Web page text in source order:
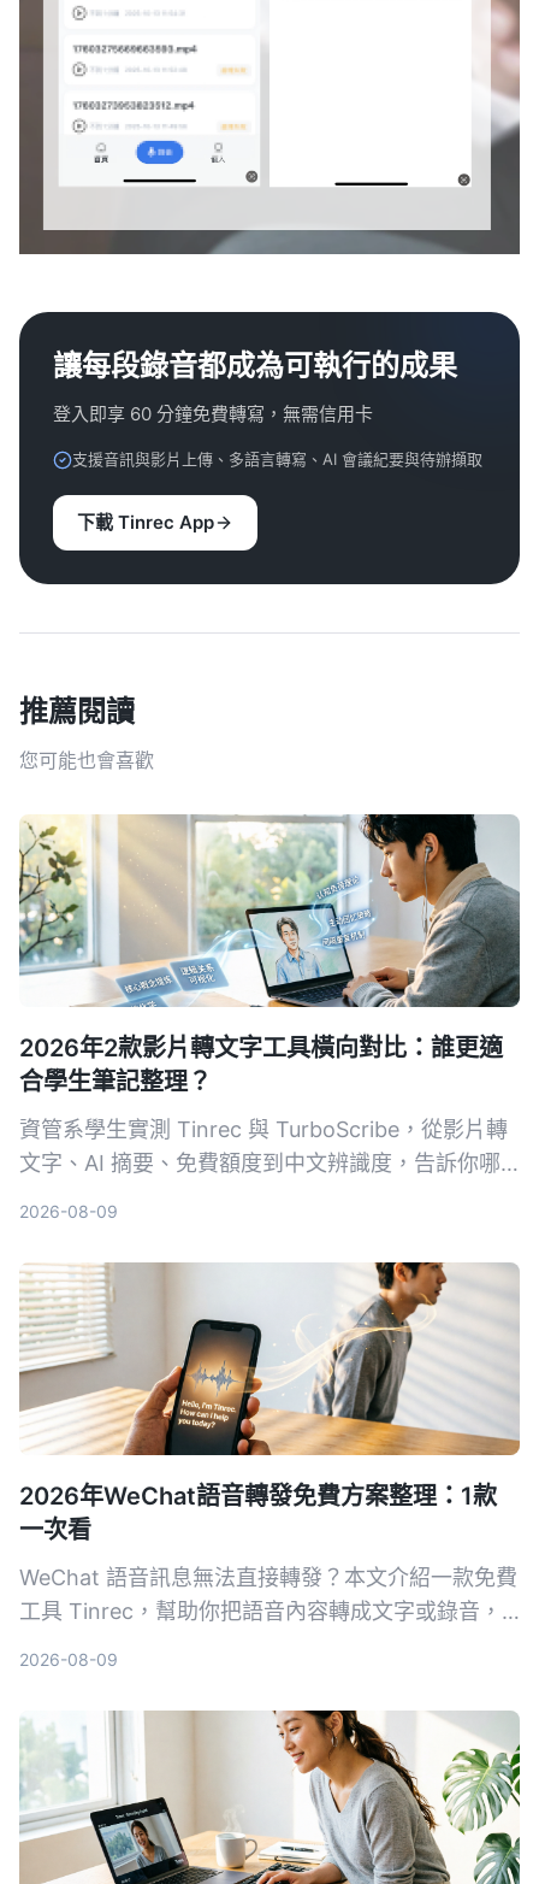
讓每段錄音都成為可執行的成果
登入即享 60 分鐘免費轉寫，無需信用卡
支援音訊與影片上傳、多語言轉寫、AI 會議紀要與待辦擷取
下載 Tinrec App
推薦閱讀
您可能也會喜歡
2026年2款影片轉文字工具橫向對比：誰更適
合學生筆記整理？
資管系學生實測 Tinrec 與 TurboScribe，從影片轉
文字、AI 摘要、免費額度到中文辨識度，告訴你哪
2026-08-09
2026年WeChat語音轉發免費方案整理：1款
一次看
WeChat 語音訊息無法直接轉發？本文介紹一款免費
工具 Tinrec，幫助你把語音內容轉成文字或錄音，
2026-08-09